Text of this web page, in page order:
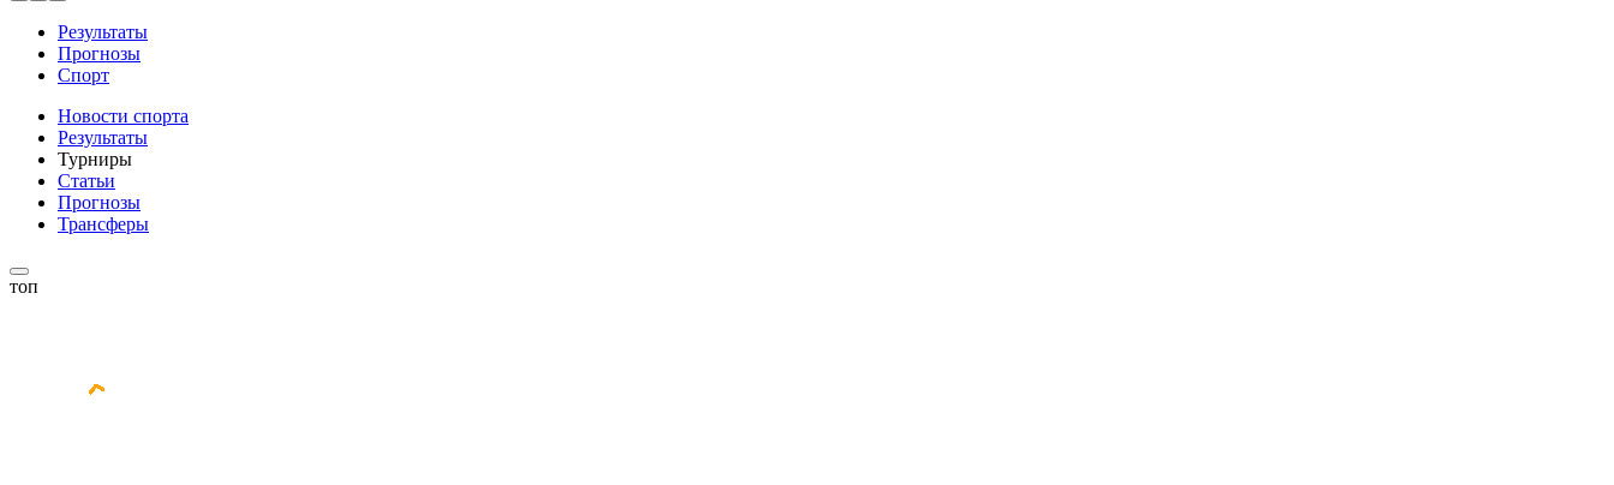
Результаты
Прогнозы
Спорт
Новости спорта
Результаты
Турниры
Статьи
Прогнозы
Трансферы
топ